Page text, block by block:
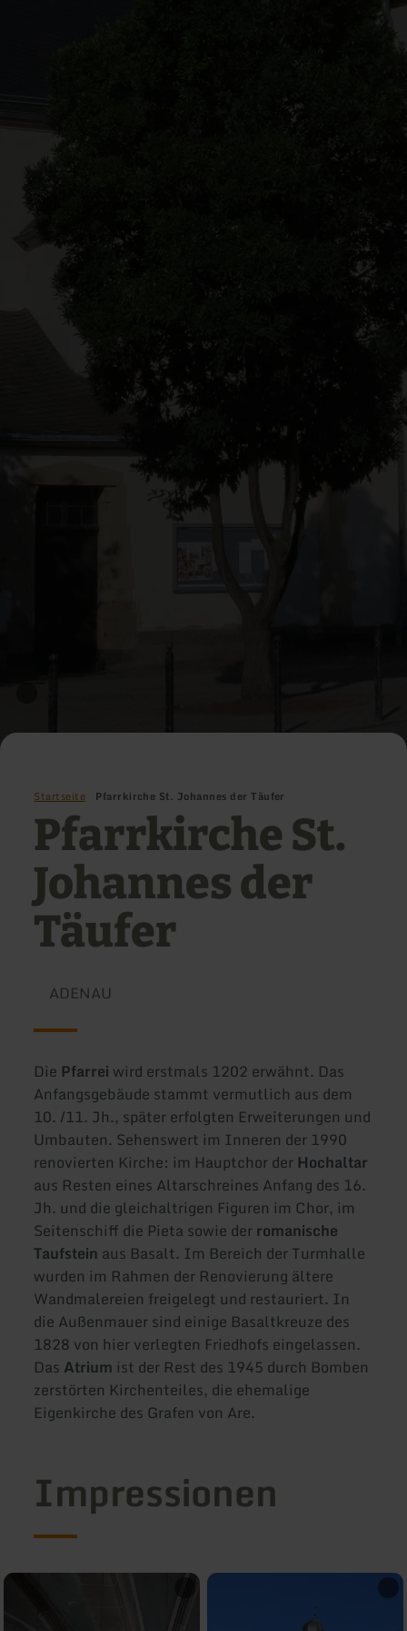
Startseite Pfarrkirche St. Johannes der Täufer
Pfarrkirche St.
Johannes der
Täufer
ADENAU
Die Pfarrei wird erstmals 1202 erwähnt. Das
Anfangsgebäude stammt vermutlich aus dem
10. /11. Jh., später erfolgten Erweiterungen und
Umbauten. Sehenswert im Inneren der 1990
renovierten Kirche: im Hauptchor der Hochaltar
aus Resten eines Altarschreines Anfang des 16.
Jh. und die gleichaltrigen Figuren im Chor, im
Seitenschiff die Pieta sowie derromanische
Taufstein aus Basalt. Im Bereich der Turmhalle
wurden im Rahmen der Renovierung ältere
Wandmalereien freigelegt und restauriert. In
die Außenmauer sind einige Basaltkreuze des
1828 von hier verlegten Friedhofs eingelassen.
Das Atrium ist der Rest des 1945 durch Bomben
zerstörten Kirchenteiles, die ehemalige
Eigenkirche des Grafen von Are.
Impressionen